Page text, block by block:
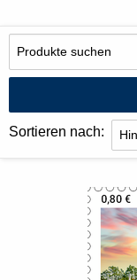
Sortieren nach: